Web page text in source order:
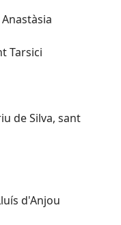
Tarsici
de Silva, sant
d'Anjou